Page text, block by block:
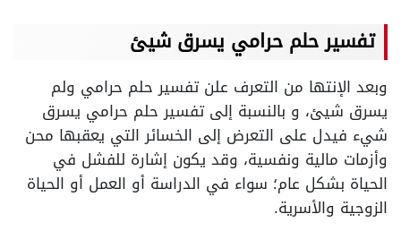
تفسير حلم حرامي يسرق شيئ
وبعد الإنتها من التعرف علن تفسير حلم حرامي ولم
يسرق شيئ، و بالنسبة إلى تفسير حلم حرامي يسرق
شيء فيدل على التعرض إلى الخسائر التي يعقبها محن
وأزمات مالية ونفسية، وقد يكون إشارة للفشل في
الحياة بشكل عام؛ سواء في الدراسة أو العمل أو الحياة
الزوجية والأسرية.